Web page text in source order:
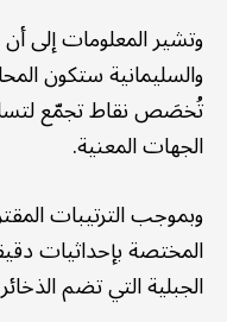
وتشير المعلومات إلى
والسليمانية ستكون
تُخصَص نقاط تجمّع
الجهات المعنية.
وبموجب الترتيبات
المختصة بإحداثيات
الجبلية التي تضم